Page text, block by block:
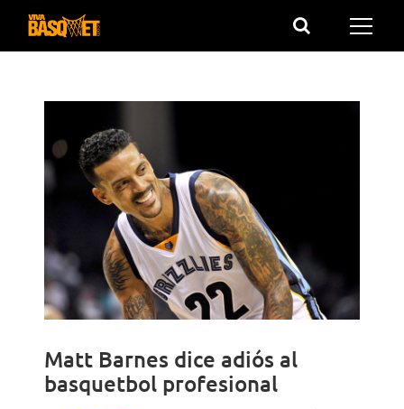
Saltar
Matt Barnes dice adiós al
basquetbol profesional